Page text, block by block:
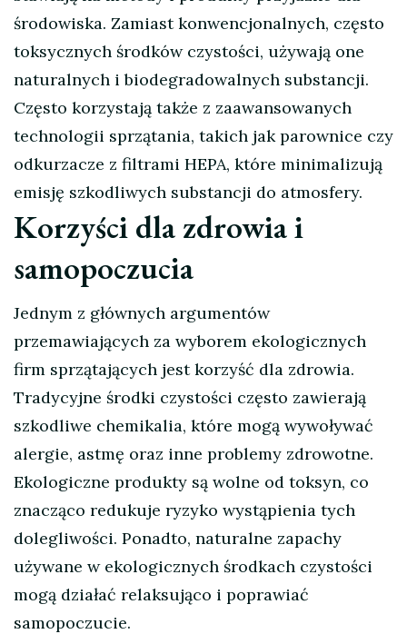
środowiska. Zamiast konwencjonalnych, często
toksycznych środków czystości, używają one
naturalnych i biodegradowalnych substancji.
Często korzystają także z zaawansowanych
technologii sprzątania, takich jak parownice czy
odkurzacze z filtrami HEPA, które minimalizują
emisję szkodliwych substancji do atmosfery.
Korzyści dla zdrowia i
samopoczucia
Jednym z głównych argumentów
przemawiających za wyborem ekologicznych
firm sprzątających jest korzyść dla zdrowia.
Tradycyjne środki czystości często zawierają
szkodliwe chemikalia, które mogą wywoływać
alergie, astmę oraz inne problemy zdrowotne.
Ekologiczne produkty są wolne od toksyn, co
znacząco redukuje ryzyko wystąpienia tych
dolegliwości. Ponadto, naturalne zapachy
używane w ekologicznych środkach czystości
mogą działać relaksująco i poprawiać
samopoczucie.